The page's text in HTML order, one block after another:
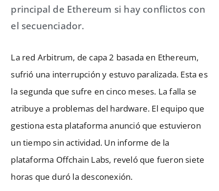
principal de Ethereum si hay conflictos con
el secuenciador.
La red Arbitrum, de capa 2 basada en Ethereum,
sufrió una interrupción y estuvo paralizada. Esta es
la segunda que sufre en cinco meses. La falla se
atribuye a problemas del hardware. El equipo que
gestiona esta plataforma anunció que estuvieron
un tiempo sin actividad. Un informe de la
plataforma Offchain Labs, reveló que fueron siete
horas que duró la desconexión.